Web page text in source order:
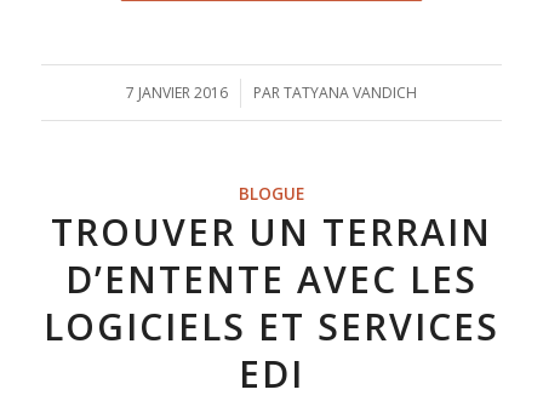
7 JANVIER 2016
/ PARTATYANA VANDICH
BLOGUE
TROUVER UN TERRAIN
D’ENTENTE AVEC LES
LOGICIELS ET SERVICES
EDI